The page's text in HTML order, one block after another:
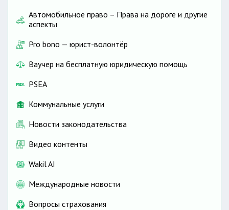
Автомобильное право – Права на дороге и другие
аспекты
Pro bono — юрист-волонтёр
Ваучер на бесплатную юридическую помощь
PSEA
Коммунальные услуги
Новости законодательства
Видео контенты
Wakil AI
Международные новости
Вопросы страхования